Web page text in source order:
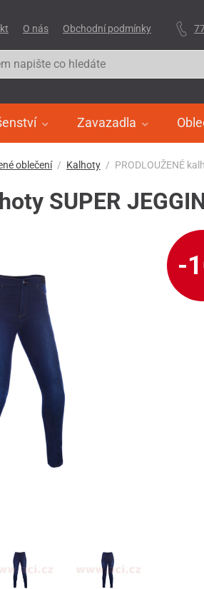
Zavazadla
O nás Obchodní podmínky
oblečení Kalhoty PRODLOUŽENÉ
SUPER
-